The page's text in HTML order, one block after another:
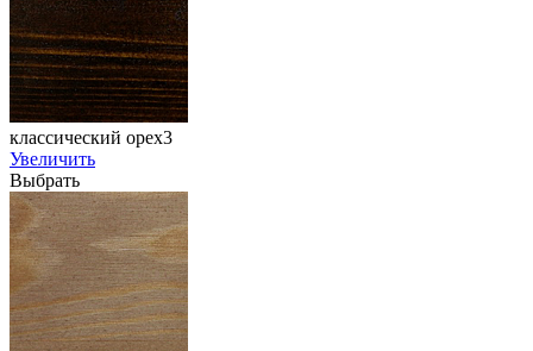
классический орех3
Увеличить
Выбрать